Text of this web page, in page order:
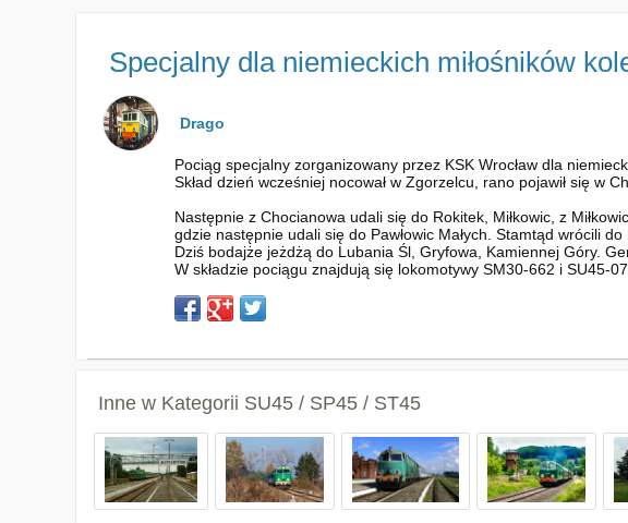
Specjalny dla niemieckich miłośników
Drago
Pociąg specjalny zorganizowany przez KSK Wrocław dla
Skład dzień wcześniej nocował w Zgorzelcu, rano pojawił się w
Następnie z Chocianowa udali się do Rokitek, Miłkowic, z
gdzie następnie udali się do Pawłowic Małych. Stamtąd wrócili
Dziś bodajże jeżdżą do Lubania Śl, Gryfowa, Kamiennej Góry.
W składzie pociągu znajdują się lokomotywy SM30-662 i SU45-
Inne w Kategorii SU45 / SP45 / ST45